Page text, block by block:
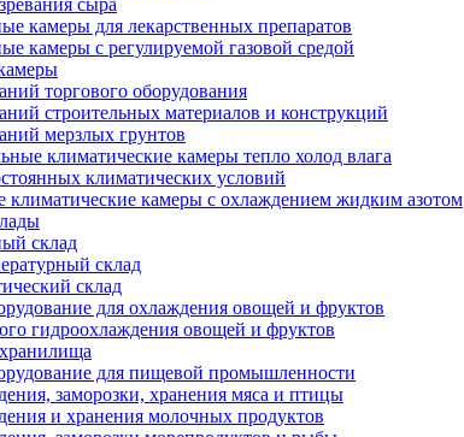
сыра
камеры для лекарственных препаратов
камеры с регулируемой газовой средой
торгового оборудования
строительных материалов и конструкций
мерзлых грунтов
климатические камеры тепло холод влага
климатических условий
климатические камеры с охлаждением жидким азотом
склад
склад
склад
для охлаждения овощей и фруктов
гидроохлаждения овощей и фруктов
для пищевой промышленности
заморозки, хранения мяса и птицы
и хранения молочных продуктов